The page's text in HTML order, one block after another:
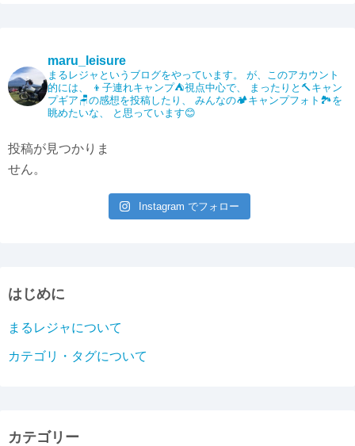
b
o
o
k
Li
n
k
maru_leisure
まるレジャというブログをやっています。 が、このアカウント
的には、
👦子連れキャンプ⛺️視点中心で、
まったりと🔨キャン
プギア🪑の感想を投稿したり、
みんなの🏕️キャンプフォト🏞️を
眺めたいな、
と思っています😊
投稿が見つかりま
せん。
Instagram でフォロー
はじめに
まるレジャについて
カテゴリ・タグについて
カテゴリー